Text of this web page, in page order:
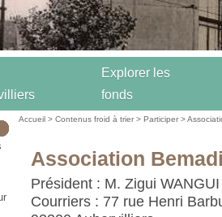
Explorer les
fonds
Accueil >Contenus froid à trier >Participer >
Association
Président : M. Zigui WANGUI
Courriers : 77 rue Henri